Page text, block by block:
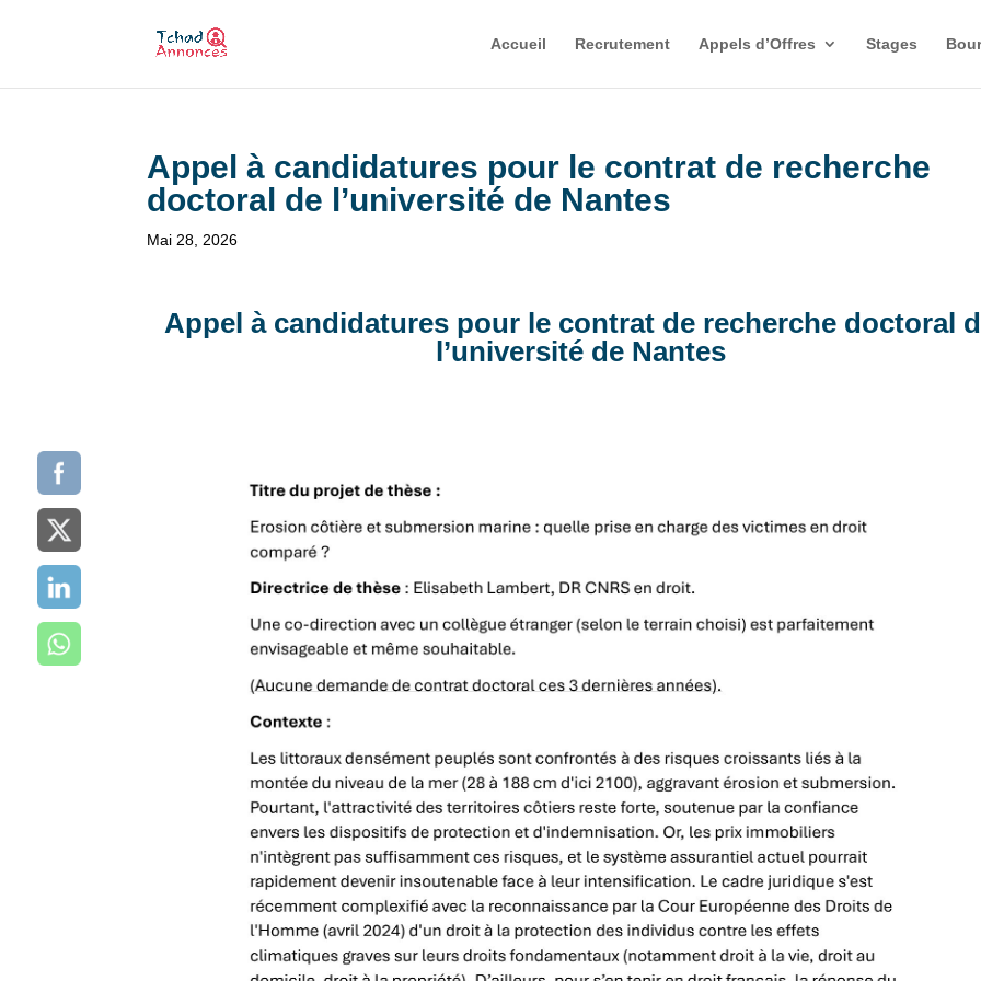
Accueil Recrutement Appels d’Offres Stages
Appel à candidatures pour le contrat de recherche
doctoral de l’université de Nantes
Mai 28, 2026
Appel à candidatures pour le contrat de recherche doctoral
l’université de Nantes